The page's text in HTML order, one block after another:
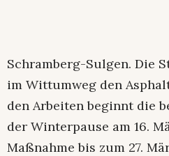
Schramberg-Sulgen. Die
im Wittumweg den
den Arbeiten beginnt die
der Winterpause am 16.
Maßnahme bis zum 27.